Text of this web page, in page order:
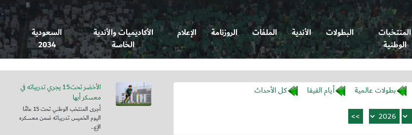
المنتخبات
الوطنية
البطولات الأندية الملفات الروزنامة الإعلام
الأكاديميات والأندية
الخاصة
السعودية
2034
بطولات عالمية أيام الفيفا كل الأحداث
الأخضر تحت15 يجري تدريباته في
معسكر أبها
أجرى المنتخب الوطني تحت 15 عامًا
اليوم الخميس تدريباته ضمن معسكره
الإع...